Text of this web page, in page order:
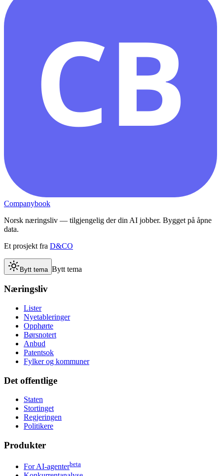
CB
Companybook
Norsk næringsliv — tilgjengelig der din AI jobber. Bygget på åpne
data.
Et prosjekt fra D&CO
Bytt tema Bytt tema
Næringsliv
Lister
Nyetableringer
Opphørte
Børsnotert
Anbud
Patentsok
Fylker og kommuner
Det offentlige
Staten
Stortinget
Regjeringen
Politikere
Produkter
For AI-agenterbeta